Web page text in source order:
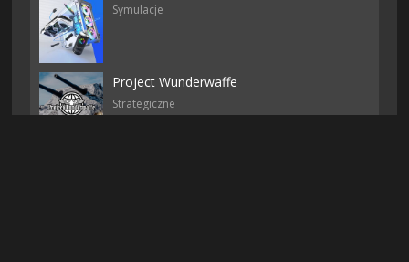
Symulacje
Project Wunderwaffe
Strategiczne